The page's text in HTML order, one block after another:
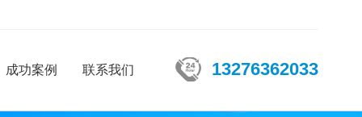
13276362033
成功案例 联系我们